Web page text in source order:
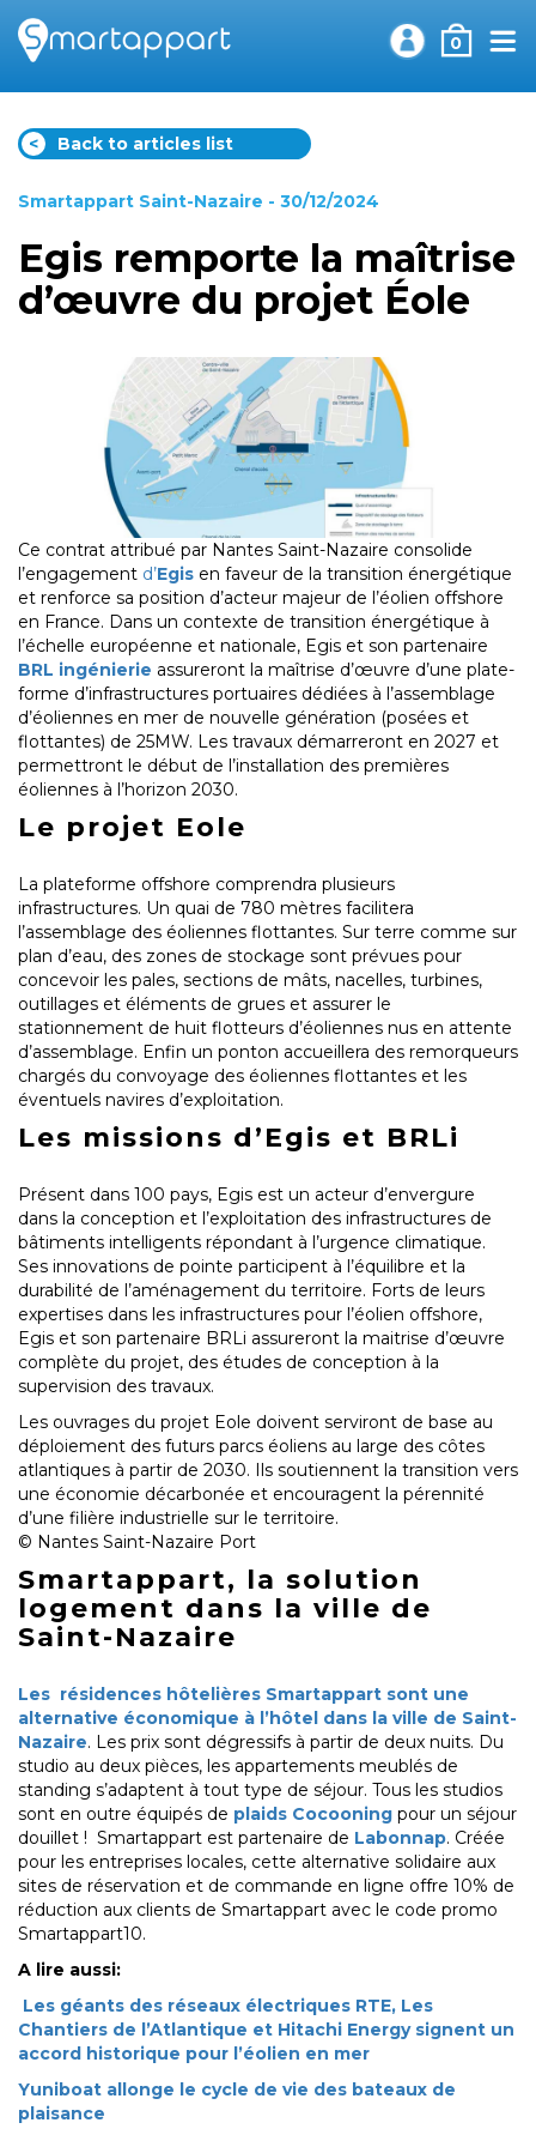
0
< Back to articles list
Smartappart Saint-Nazaire - 30/12/2024
Egis remporte la maîtrise
d’œuvre du projet Éole
Ce contrat attribué par Nantes Saint-Nazaire consolide
l’engagement d’Egis en faveur de la transition énergétique
et renforce sa position d’acteur majeur de l’éolien offshore
en France. Dans un contexte de transition énergétique à
l’échelle européenne et nationale, Egis et son partenaire
BRL ingénierie assureront la maîtrise d’œuvre d’une plate-
forme d’infrastructures portuaires dédiées à l’assemblage
d’éoliennes en mer de nouvelle génération (posées et
flottantes) de 25MW. Les travaux démarreront en 2027 et
permettront le début de l’installation des premières
éoliennes à l’horizon 2030.
Le projet Eole
La plateforme offshore comprendra plusieurs
infrastructures. Un quai de 780 mètres facilitera
l’assemblage des éoliennes flottantes. Sur terre comme sur
plan d’eau, des zones de stockage sont prévues pour
concevoir les pales, sections de mâts, nacelles, turbines,
outillages et éléments de grues et assurer le
stationnement de huit flotteurs d’éoliennes nus en attente
d’assemblage. Enfin un ponton accueillera des remorqueurs
chargés du convoyage des éoliennes flottantes et les
éventuels navires d’exploitation.
Les missions d’Egis et BRLi
Présent dans 100 pays, Egis est un acteur d’envergure
dans la conception et l’exploitation des infrastructures de
bâtiments intelligents répondant à l’urgence climatique.
Ses innovations de pointe participent à l’équilibre et la
durabilité de l’aménagement du territoire. Forts de leurs
expertises dans les infrastructures pour l’éolien offshore,
Egis et son partenaire BRLi assureront la maitrise d’œuvre
complète du projet, des études de conception à la
supervision des travaux.
Les ouvrages du projet Eole doivent serviront de base au
déploiement des futurs parcs éoliens au large des côtes
atlantiques à partir de 2030. Ils soutiennent la transition vers
une économie décarbonée et encouragent la pérennité
d’une filière industrielle sur le territoire.
© Nantes Saint-Nazaire Port
Smartappart, la solution
logement dans la ville de
Saint-Nazaire
Les résidences hôtelières Smartappart sont une
alternative économique à l’hôtel dans la ville de Saint-
Nazaire. Les prix sont dégressifs à partir de deux nuits. Du
studio au deux pièces, les appartements meublés de
standing s’adaptent à tout type de séjour. Tous les studios
sont en outre équipés de plaids Cocooning pour un séjour
douillet ! Smartappart est partenaire de Labonnap. Créée
pour les entreprises locales, cette alternative solidaire aux
sites de réservation et de commande en ligne offre 10% de
réduction aux clients de Smartappart avec le code promo
Smartappart10.
A lire aussi:
Les géants des réseaux électriques RTE, Les
Chantiers de l’Atlantique et Hitachi Energy signent un
accord historique pour l’éolien en mer
Yuniboat allonge le cycle de vie des bateaux de
plaisance